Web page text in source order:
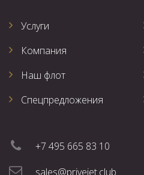
Услуги
Компания
Наш флот
Спецпредложения
+7 495 665 83 10
sales@privejet.club